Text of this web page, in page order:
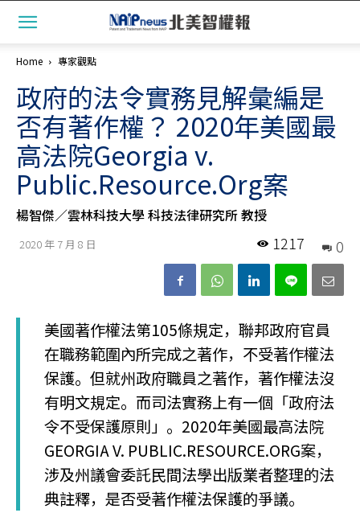
Home 專家觀點
政府的法令實務見解彙編是
否有著作權？ 2020年美國最
高法院Georgia v.
Public.Resource.Org案
楊智傑／雲林科技大學 科技法律研究所 教授
2020 年 7 月 8 日 0
1217
美國著作權法第105條規定，聯邦政府官員
在職務範圍內所完成之著作，不受著作權法
保護。但就州政府職員之著作，著作權法沒
有明文規定。而司法實務上有一個「政府法
令不受保護原則」。2020年美國最高法院
GEORGIA V. PUBLIC.RESOURCE.ORG案，
涉及州議會委託民間法學出版業者整理的法
典註釋，是否受著作權法保護的爭議。